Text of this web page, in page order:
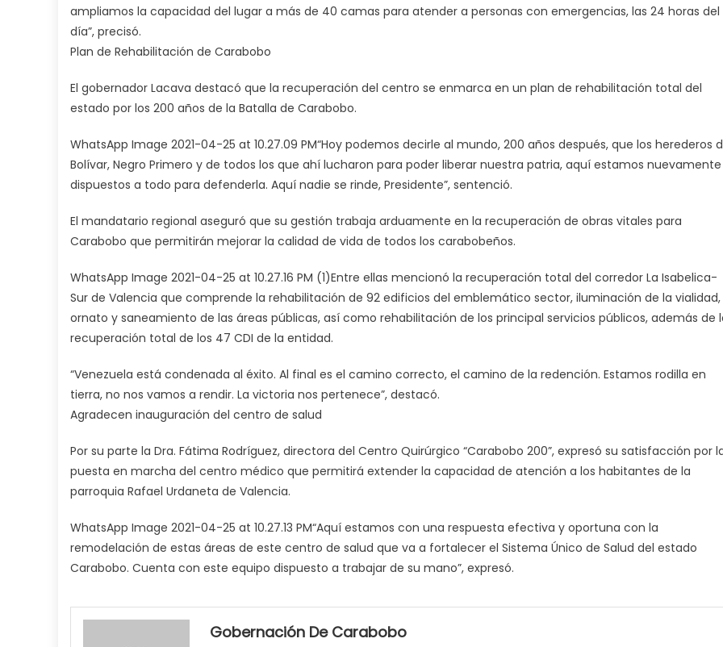
ampliamos la capacidad del lugar a más de 40 camas para atender a personas con emergencias, las 24 horas del
día”, precisó.
Plan de Rehabilitación de Carabobo
El gobernador Lacava destacó que la recuperación del centro se enmarca en un plan de rehabilitación total del
estado por los 200 años de la Batalla de Carabobo.
WhatsApp Image 2021-04-25 at 10.27.09 PM“Hoy podemos decirle al mundo, 200 años después, que los herederos
Bolívar, Negro Primero y de todos los que ahí lucharon para poder liberar nuestra patria, aquí estamos nuevamente
dispuestos a todo para defenderla. Aquí nadie se rinde, Presidente”, sentenció.
El mandatario regional aseguró que su gestión trabaja arduamente en la recuperación de obras vitales para
Carabobo que permitirán mejorar la calidad de vida de todos los carabobeños.
WhatsApp Image 2021-04-25 at 10.27.16 PM (1)Entre ellas mencionó la recuperación total del corredor La Isabelica-
Sur de Valencia que comprende la rehabilitación de 92 edificios del emblemático sector, iluminación de la vialidad,
ornato y saneamiento de las áreas públicas, así como rehabilitación de los principal servicios públicos, además de
recuperación total de los 47 CDI de la entidad.
“Venezuela está condenada al éxito. Al final es el camino correcto, el camino de la redención. Estamos rodilla en
tierra, no nos vamos a rendir. La victoria nos pertenece”, destacó.
Agradecen inauguración del centro de salud
Por su parte la Dra. Fátima Rodríguez, directora del Centro Quirúrgico “Carabobo 200”, expresó su satisfacción por
puesta en marcha del centro médico que permitirá extender la capacidad de atención a los habitantes de la
parroquia Rafael Urdaneta de Valencia.
WhatsApp Image 2021-04-25 at 10.27.13 PM“Aquí estamos con una respuesta efectiva y oportuna con la
remodelación de estas áreas de este centro de salud que va a fortalecer el Sistema Único de Salud del estado
Carabobo. Cuenta con este equipo dispuesto a trabajar de su mano”, expresó.
my
neighbor
Gobernación De Carabobo